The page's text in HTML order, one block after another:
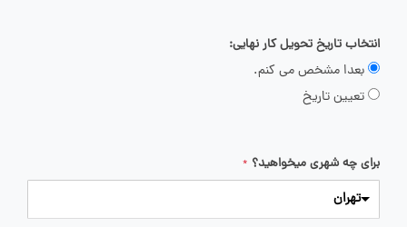
انتخاب تاریخ تحویل کار نهایی:
بعدا مشخص می کنم.
تعیین تاریخ
برای چه شهری میخواهید؟ *
تهران